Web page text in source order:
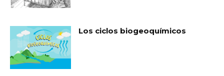
Los ciclos biogeoquímicos